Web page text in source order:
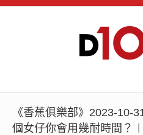
《香蕉俱樂部》2023-10-
個女仔你會用幾耐時間？